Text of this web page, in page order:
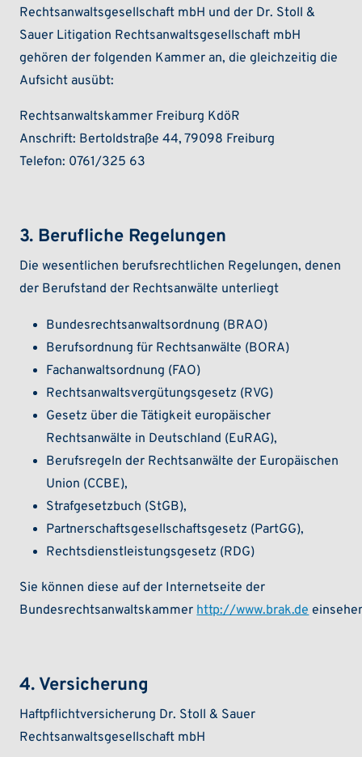
Rechtsanwaltsgesellschaft mbH und der Dr. Stoll &
Sauer Litigation Rechtsanwaltsgesellschaft mbH
gehören der folgenden Kammer an, die gleichzeitig die
Aufsicht ausübt:
Rechtsanwaltskammer Freiburg KdöR
Anschrift: Bertoldstraße 44, 79098 Freiburg
Telefon: 0761/325 63
3. Berufliche Regelungen
Die wesentlichen berufsrechtlichen Regelungen, denen
der Berufstand der Rechtsanwälte unterliegt
Bundesrechtsanwaltsordnung (BRAO)
Berufsordnung für Rechtsanwälte (BORA)
Fachanwaltsordnung (FAO)
Rechtsanwaltsvergütungsgesetz (RVG)
Gesetz über die Tätigkeit europäischer
Rechtsanwälte in Deutschland (EuRAG),
Berufsregeln der Rechtsanwälte der Europäischen
Union (CCBE),
Strafgesetzbuch (StGB),
Partnerschaftsgesellschaftsgesetz (PartGG),
Rechtsdienstleistungsgesetz (RDG)
Sie können diese auf der Internetseite der
Bundesrechtsanwaltskammer http://www.brak.de
4. Versicherung
Haftpflichtversicherung Dr. Stoll & Sauer
Rechtsanwaltsgesellschaft mbH